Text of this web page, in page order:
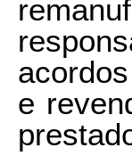
e